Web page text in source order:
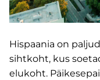
Hispaania on
sihtkoht, kus
elukoht.